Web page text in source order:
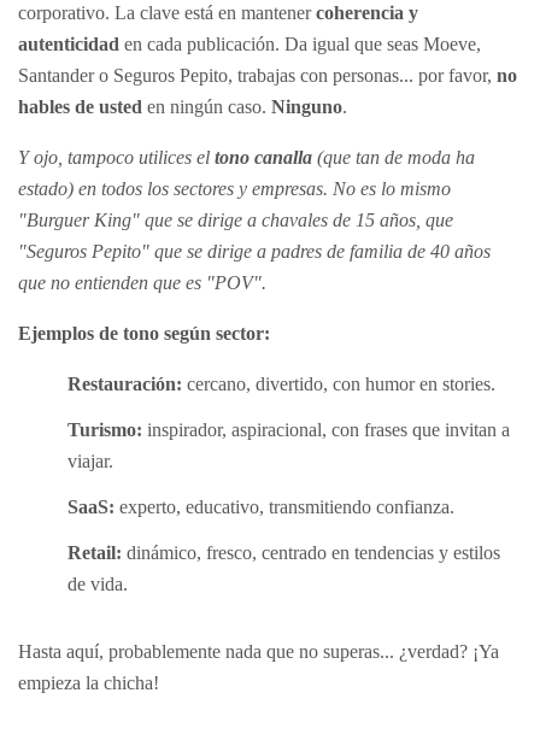
corporativo. La clave está en mantenercoherencia y
autenticidad en cada publicación. Da igual que seas Moeve,
Santander o Seguros Pepito, trabajas con personas... por favor, no
hables de usted en ningún caso. Ninguno.
Y ojo, tampoco utilices el tono canalla (que tan de moda ha
estado) en todos los sectores y empresas. No es lo mismo
"Burguer King" que se dirige a chavales de 15 años, que
"Seguros Pepito" que se dirige a padres de familia de 40 años
que no entienden que es "POV".
Ejemplos de tono según sector:
Restauración: cercano, divertido, con humor en stories.
Turismo: inspirador, aspiracional, con frases que invitan a
viajar.
SaaS: experto, educativo, transmitiendo confianza.
Retail: dinámico, fresco, centrado en tendencias y estilos
de vida.
Hasta aquí, probablemente nada que no superas... ¿verdad? ¡Ya
empieza la chicha!